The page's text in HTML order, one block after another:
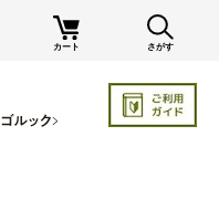
カート さがす
×
（受信設定）
オトクな情報・買い